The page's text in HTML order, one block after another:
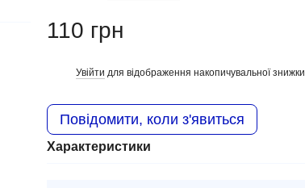
110 грн
Увійти для відображення накопичувальної знижки
Повідомити, коли з'явиться
Характеристики